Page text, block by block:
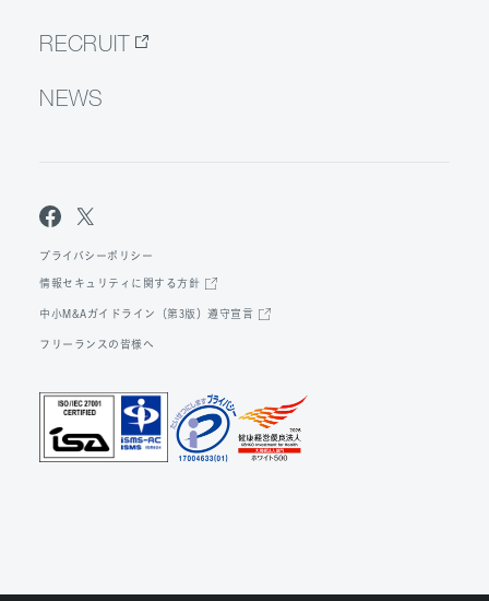
RECRUIT
NEWS
プライバシーポリシー
情報セキュリティに関する方針
中小M&Aガイドライン（第3版）遵守宣言
フリーランスの皆様へ